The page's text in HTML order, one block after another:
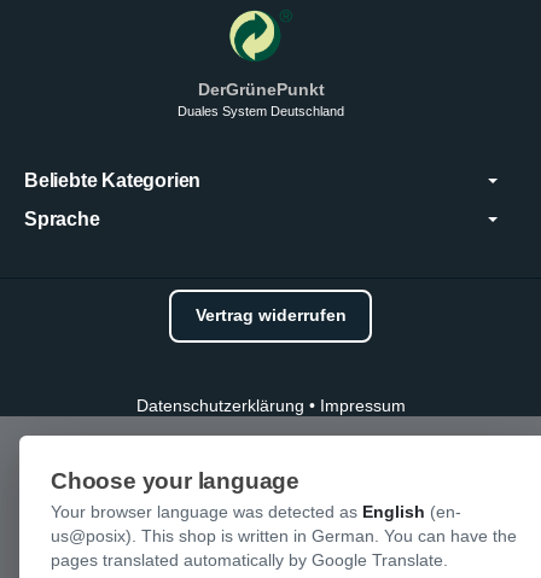
DerGrünePunkt
Duales System Deutschland
Beliebte Kategorien
Sprache
Vertrag widerrufen
Datenschutzerklärung • Impressum
Choose your language
Your browser language was detected as English (en-
us@posix). This shop is written in German. You can have the
pages translated automatically by Google Translate.